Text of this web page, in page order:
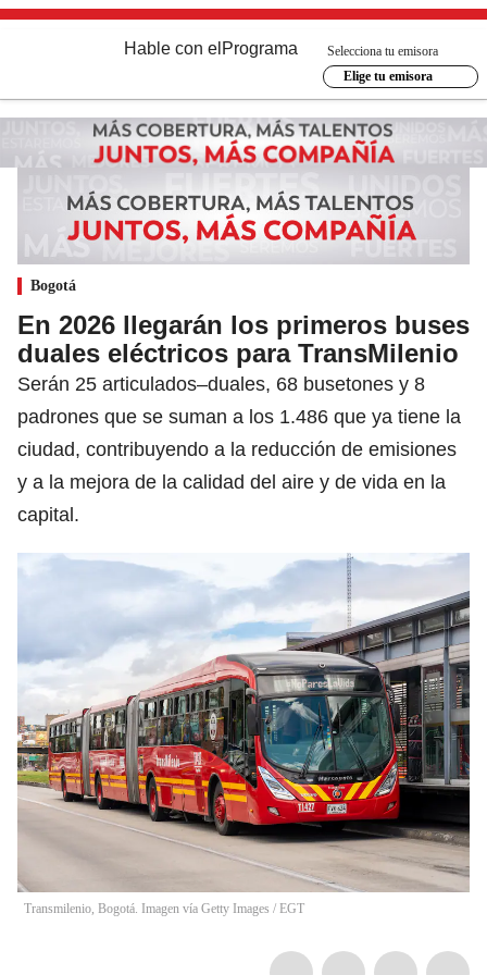
Hable con el Programa
Selecciona tu emisora
Elige tu emisora
Bogotá
En 2026 llegarán los primeros buses
duales eléctricos para TransMilenio
Serán 25 articulados–duales, 68 busetones y 8
padrones que se suman a los 1.486 que ya tiene la
ciudad, contribuyendo a la reducción de emisiones
y a la mejora de la calidad del aire y de vida en la
capital​.
Transmilenio, Bogotá. Imagen vía Getty Images / EGT